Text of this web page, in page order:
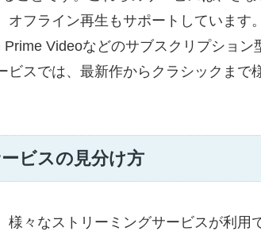
オフライン再生もサポートしています
Videoなどのサブスクリプション
ビスでは、最新作からクラシックまで
ビスの見分け方
様々なストリーミングサービスが利用